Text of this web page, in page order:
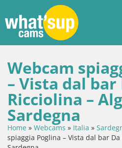
Webcam
– Vista dal bar
Ricciolina –
Sardegna
Home » Webcams » Italia »
spiaggia Poglina – Vista dal bar